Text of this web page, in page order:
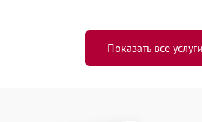
Показать все услуги